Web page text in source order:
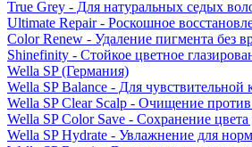
True Grey - Для натуральных седых
Ultimate Repair - Роскошное
Color Renew - Удаление пигмента без
Shinefinity - Стойкое цветное
Wella SP (Германия)
Wella SP Balance - Для
Wella SP Clear Scalp - Очищение
Wella SP Color Save - Сохранение
Wella SP Hydrate - Увлажнение для